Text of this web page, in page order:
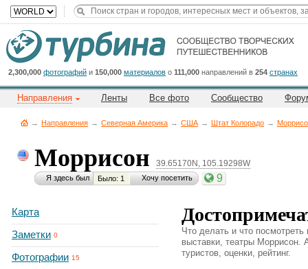
2,300,000 фотографий и 150,000 материалов о 111,000 направлений в 254 странах
Направления Ленты Все фото Сообщество
→ Направления → Северная Америка → CША → Штат Колорадо →
Моррисон 39.65170N, 105.19298W
Я здесь был Было: 1 Хочу посетить 9
Карта
Заметки 0
Фотографии 15
Что делать и что
выставки, театры Моррисон.
туристов, оценки, рейтинг.
Cейчас
на
сайте:
Title
Button